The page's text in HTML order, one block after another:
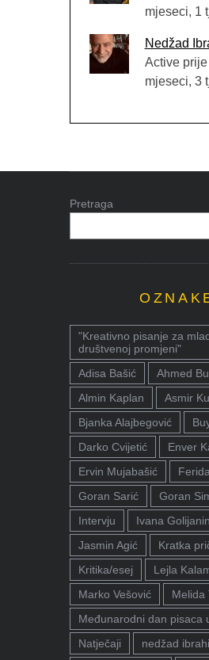
mjeseci, 1
Nedžad
Active prije
mjeseci, 3
Pretraga
"Kreativno pisanje za
društvenoj promjeni"
Adisa Bašić
Ahmed
Almin Kaplan
Asmir
Bjanka Alajbegović
Darko Cvijetić
Enver
Ervin Mujabašić
Goran Sarić
Goran
Intervju
Ivana Golijanin
Jasmin Agić
Kratka
Kritika/esej
Lejla
Marko Vešović
Melida
Međunarodni dan pisaca
Natječaji
nedžad